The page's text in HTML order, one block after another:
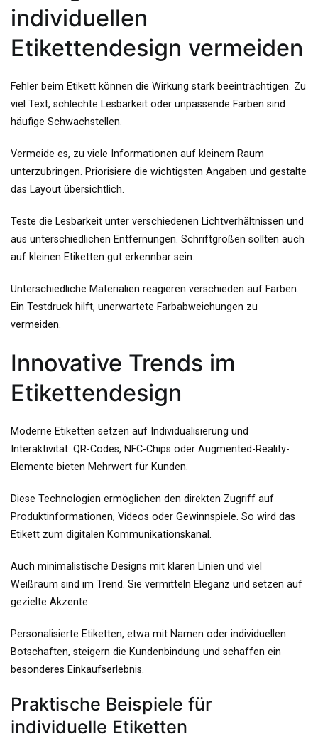
individuellen
Etikettendesign vermeiden
Fehler beim Etikett können die Wirkung stark beeinträchtigen. Zu
viel Text, schlechte Lesbarkeit oder unpassende Farben sind
häufige Schwachstellen.
Vermeide es, zu viele Informationen auf kleinem Raum
unterzubringen. Priorisiere die wichtigsten Angaben und gestalte
das Layout übersichtlich.
Teste die Lesbarkeit unter verschiedenen Lichtverhältnissen und
aus unterschiedlichen Entfernungen. Schriftgrößen sollten auch
auf kleinen Etiketten gut erkennbar sein.
Unterschiedliche Materialien reagieren verschieden auf Farben.
Ein Testdruck hilft, unerwartete Farbabweichungen zu
vermeiden.
Innovative Trends im
Etikettendesign
Moderne Etiketten setzen auf Individualisierung und
Interaktivität. QR-Codes, NFC-Chips oder Augmented-Reality-
Elemente bieten Mehrwert für Kunden.
Diese Technologien ermöglichen den direkten Zugriff auf
Produktinformationen, Videos oder Gewinnspiele. So wird das
Etikett zum digitalen Kommunikationskanal.
Auch minimalistische Designs mit klaren Linien und viel
Weißraum sind im Trend. Sie vermitteln Eleganz und setzen auf
gezielte Akzente.
Personalisierte Etiketten, etwa mit Namen oder individuellen
Botschaften, steigern die Kundenbindung und schaffen ein
besonderes Einkaufserlebnis.
Praktische Beispiele für
individuelle Etiketten